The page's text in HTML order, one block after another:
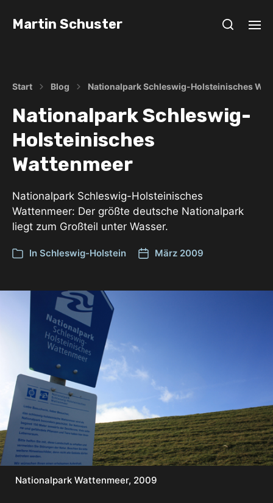
Martin Schuster
Start Blog Nationalpark Schleswig-Holsteinisches
Nationalpark Schleswig-
Holsteinisches
Wattenmeer
Nationalpark Schleswig-Holsteinisches
Wattenmeer: Der größte deutsche Nationalpark
liegt zum Großteil unter Wasser.
In Schleswig-Holstein März 2009
Nationalpark Wattenmeer, 2009